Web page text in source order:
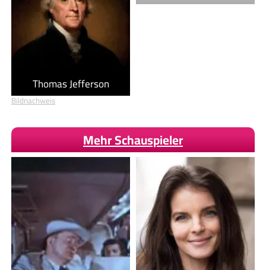
Thomas Jefferson
Bildnachweis
Mehr Schauspieler